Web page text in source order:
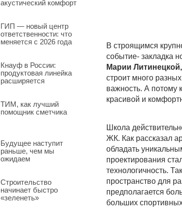
акустический комфорт
ГИП — новый центр
ответственности: что
меняется с 2026 года
Кнауф в России:
продуктовая линейка
расширяется
ТИМ, как лучший
помощник сметчика
Будущее наступит
раньше, чем мы
ожидаем
Строительство
начинает быстро
«зеленеть»
В строящимся
событие- закладка
Марии Литинецкой,
строит много
важность. А потому
красивой и
Школа
ЖК. Как рассказал
обладать
проектирования
технологичность.
пространство для
предполагается
больших